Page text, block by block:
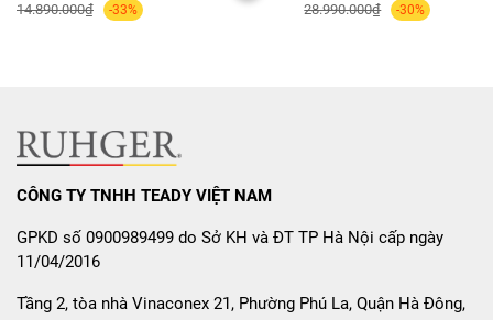
thì.
Kích Thước – Thông Số Kỹ
Thuật
Model: Canzy IC 388H
14.890.000₫ -33% 28.990.000₫ -30%
CÔNG TY TNHH TEADY VIỆT NAM
GPKD số 0900989499 do Sở KH và ĐT TP Hà Nội cấp ngày
11/04/2016
Tầng 2, tòa nhà Vinaconex 21, Phường Phú La, Quận Hà Đông,